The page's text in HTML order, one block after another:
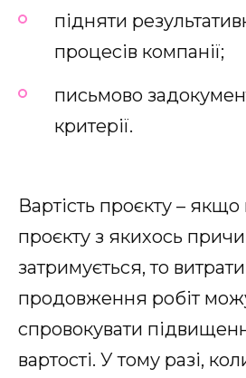
підняти
процесів компанії;
письмово
критерії.
Вартість проєкту –
проєкту з якихось
затримується, то
продовження робіт
спровокувати
вартості. У тому разі,